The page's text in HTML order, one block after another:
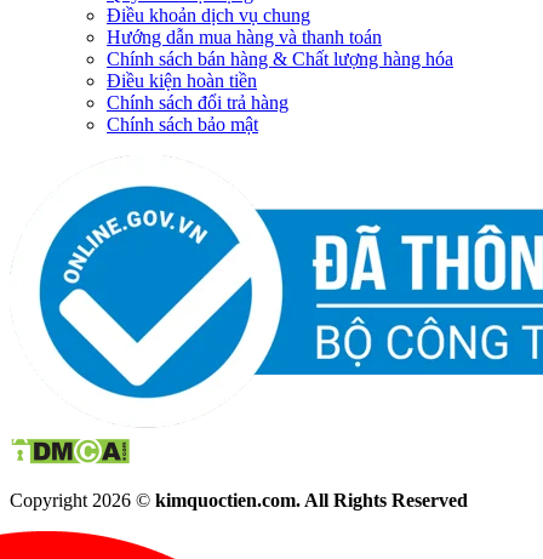
Điều khoản dịch vụ chung
Hướng dẫn mua hàng và thanh toán
Chính sách bán hàng & Chất lượng hàng hóa
Điều kiện hoàn tiền
Chính sách đổi trả hàng
Chính sách bảo mật
Copyright 2026 © kimquoctien.com. All Rights Reserved